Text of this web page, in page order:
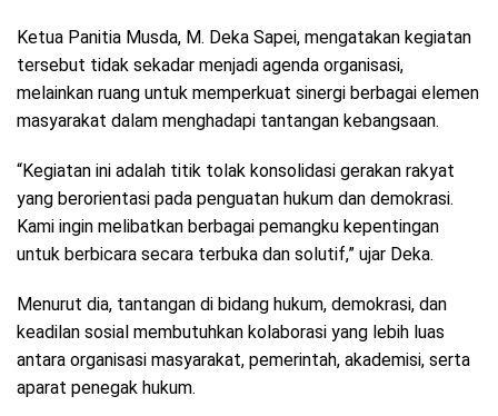
Ketua Panitia Musda, M. Deka Sapei, mengatakan kegiatan
tersebut tidak sekadar menjadi agenda organisasi,
melainkan ruang untuk memperkuat sinergi berbagai elemen
masyarakat dalam menghadapi tantangan kebangsaan.
“Kegiatan ini adalah titik tolak konsolidasi gerakan rakyat
yang berorientasi pada penguatan hukum dan demokrasi.
Kami ingin melibatkan berbagai pemangku kepentingan
untuk berbicara secara terbuka dan solutif,” ujar Deka.
Menurut dia, tantangan di bidang hukum, demokrasi, dan
keadilan sosial membutuhkan kolaborasi yang lebih luas
antara organisasi masyarakat, pemerintah, akademisi, serta
aparat penegak hukum.